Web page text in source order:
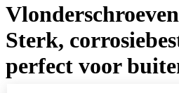
Sterk,
perfect voor